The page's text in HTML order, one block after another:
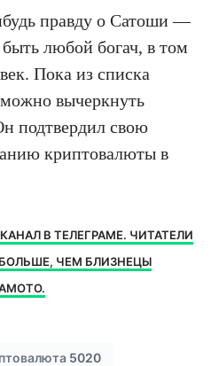
правду о Сатоши —
любой богач, в том
Пока из списка
вычеркнуть
подтвердил свою
криптовалюты в
В ТЕЛЕГРАМЕ. ЧИТАТЕЛИ
ЧЕМ БЛИЗНЕЦЫ
5020